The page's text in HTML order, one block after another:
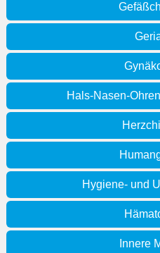
Hals-Nasen-
Hygiene- und
Innere